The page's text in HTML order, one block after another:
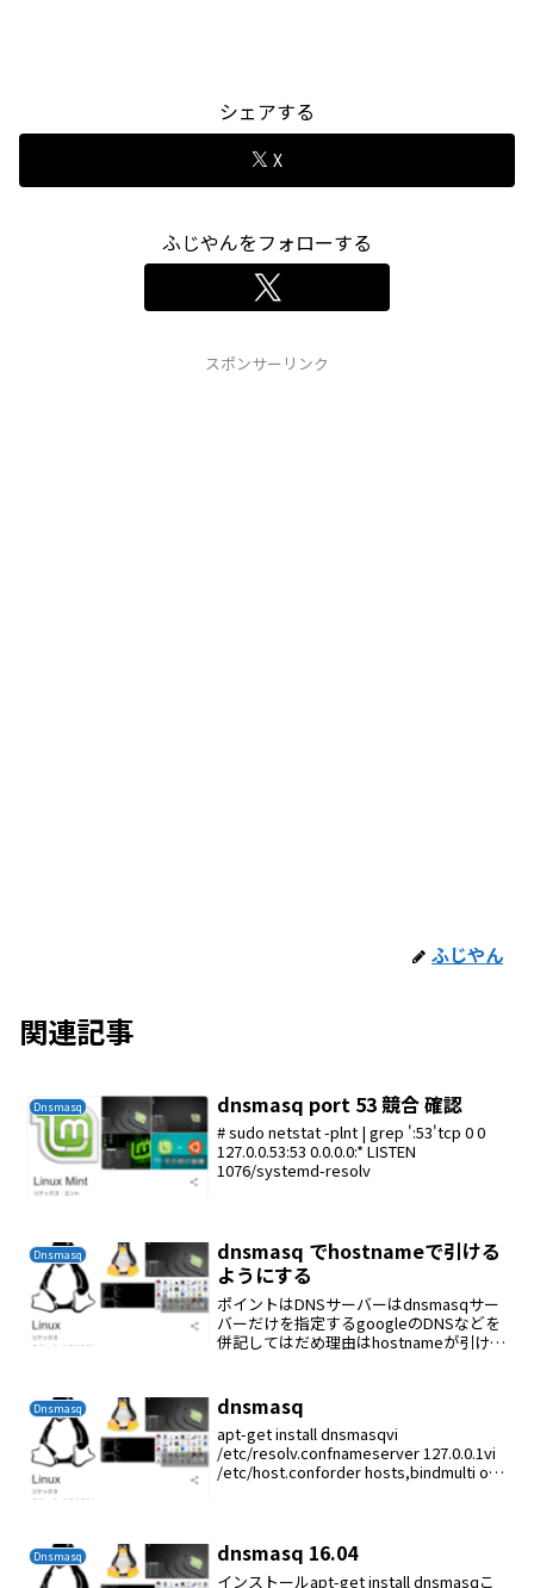
シェアする
X
ふじやんをフォローする
スポンサーリンク
ふじやん
関連記事
Dnsmasq dnsmasq port 53 競合 確認
# sudo netstat -plnt | grep ':53'tcp 0 0
127.0.0.53:53 0.0.0.0:* LISTEN
1076/systemd-resolv
Dnsmasq
dnsmasq でhostnameで引ける
ようにする
ポイントはDNSサーバーはdnsmasqサー
バーだけを指定するgoogleのDNSなどを
併記してはだめ理由はhostnameが引けな
Dnsmasq dnsmasq
apt-get install dnsmasqvi
/etc/resolv.confnameserver 127.0.0.1vi
/etc/host.conforder hosts,bindmulti on
Dnsmasq dnsmasq 16.04
インストールapt-get install dnsmasqこ